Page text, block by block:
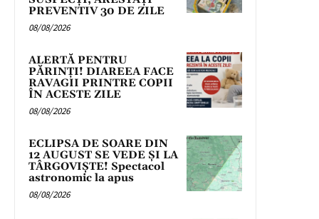
PREVENTIV 30 DE ZILE
08/08/2026
ALERTĂ PENTRU
PĂRINȚI! DIAREEA FACE
RAVAGII PRINTRE COPII
ÎN ACESTE ZILE
08/08/2026
ECLIPSA DE SOARE DIN
12 AUGUST SE VEDE ȘI LA
TÂRGOVIȘTE! Spectacol
astronomic la apus
08/08/2026